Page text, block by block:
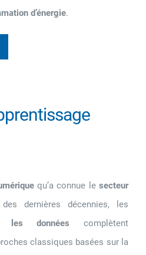
d’énergie.
qu’a connue lesecteur
dernières décennies, les
les données complètent
classiques basées sur la